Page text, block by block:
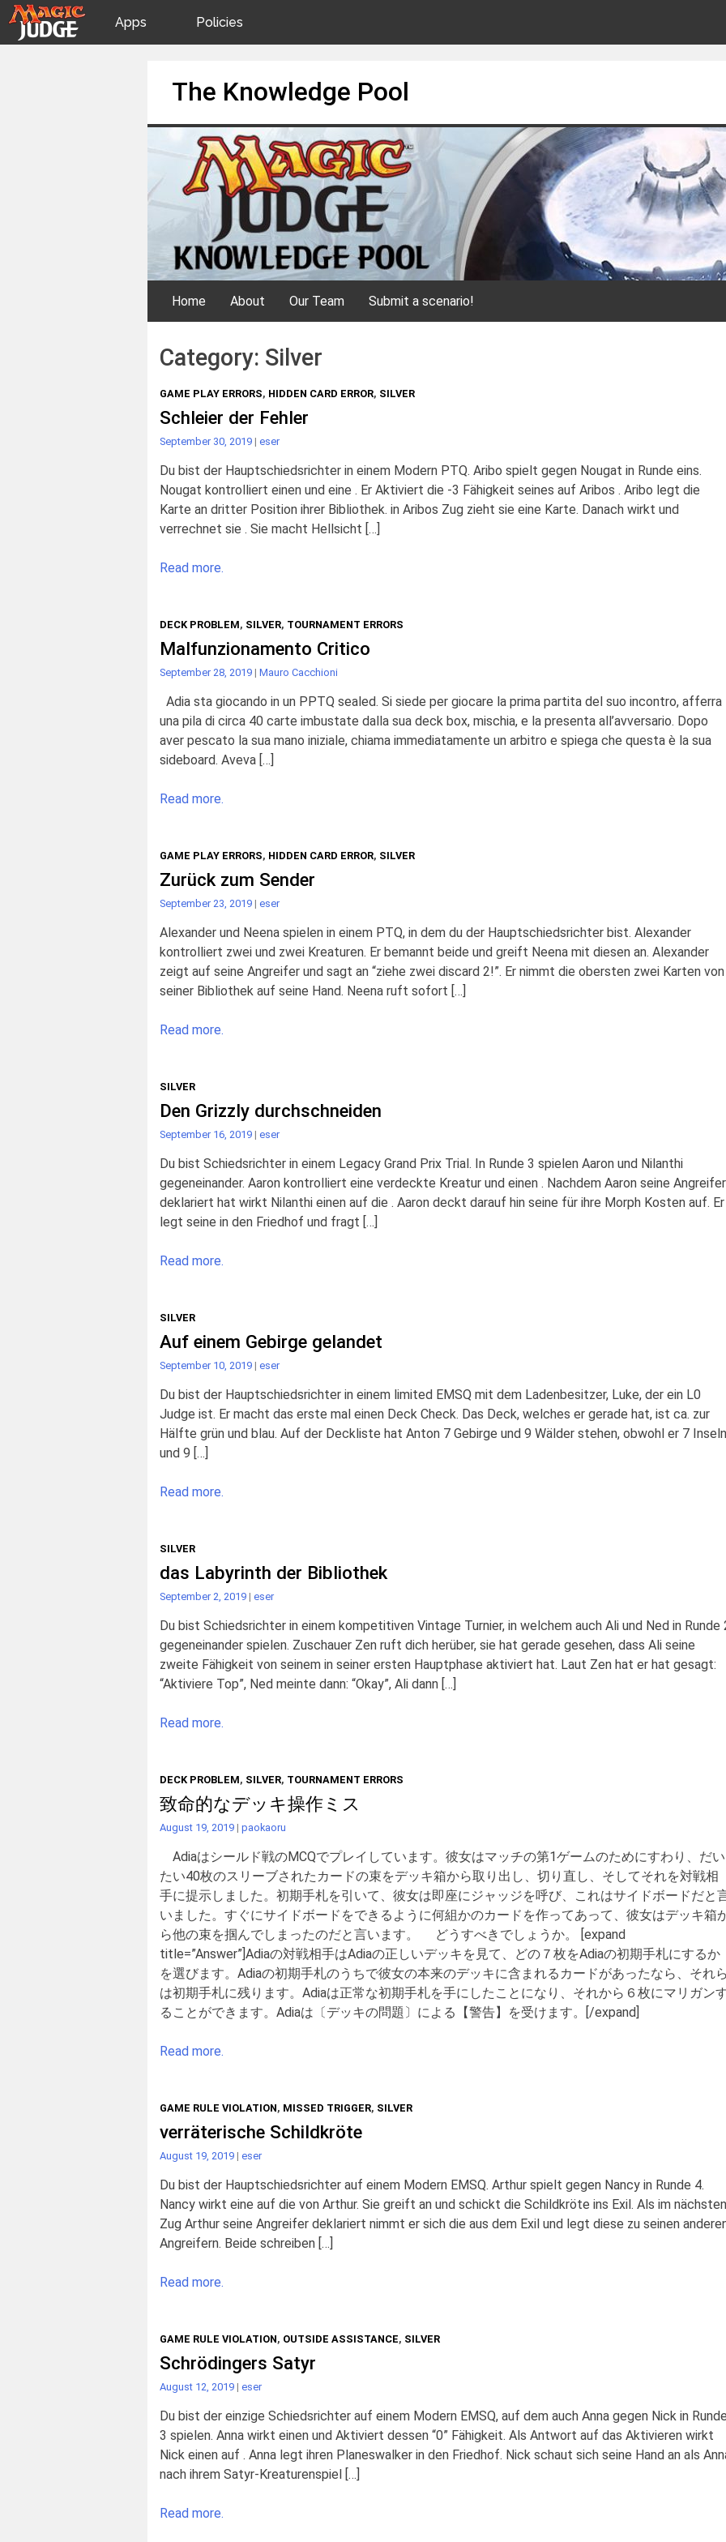
Apps Policies
The Knowledge Pool
Home About Our Team Submit a scenario!
Category: Silver
GAME PLAY ERRORS, HIDDEN CARD ERROR, SILVER
Schleier der Fehler
September 30, 2019 | eser
Du bist der Hauptschiedsrichter in einem Modern PTQ. Aribo spielt gegen Nougat in Runde eins.
Nougat kontrolliert einen und eine . Er Aktiviert die -3 Fähigkeit seines auf Aribos . Aribo legt die
Karte an dritter Position ihrer Bibliothek. in Aribos Zug zieht sie eine Karte. Danach wirkt und
verrechnet sie . Sie macht Hellsicht […]
Read more.
DECK PROBLEM, SILVER, TOURNAMENT ERRORS
Malfunzionamento Critico
September 28, 2019 | Mauro Cacchioni
Adia sta giocando in un PPTQ sealed. Si siede per giocare la prima partita del suo incontro, afferra
una pila di circa 40 carte imbustate dalla sua deck box, mischia, e la presenta all’avversario. Dopo
aver pescato la sua mano iniziale, chiama immediatamente un arbitro e spiega che questa è la sua
sideboard. Aveva […]
Read more.
GAME PLAY ERRORS, HIDDEN CARD ERROR, SILVER
Zurück zum Sender
September 23, 2019 | eser
Alexander und Neena spielen in einem PTQ, in dem du der Hauptschiedsrichter bist. Alexander
kontrolliert zwei und zwei Kreaturen. Er bemannt beide und greift Neena mit diesen an. Alexander
zeigt auf seine Angreifer und sagt an “ziehe zwei discard 2!”. Er nimmt die obersten zwei Karten von
seiner Bibliothek auf seine Hand. Neena ruft sofort […]
Read more.
SILVER
Den Grizzly durchschneiden
September 16, 2019 | eser
Du bist Schiedsrichter in einem Legacy Grand Prix Trial. In Runde 3 spielen Aaron und Nilanthi
gegeneinander. Aaron kontrolliert eine verdeckte Kreatur und einen . Nachdem Aaron seine Angreifer
deklariert hat wirkt Nilanthi einen auf die . Aaron deckt darauf hin seine für ihre Morph Kosten auf. Er
legt seine in den Friedhof und fragt […]
Read more.
SILVER
Auf einem Gebirge gelandet
September 10, 2019 | eser
Du bist der Hauptschiedsrichter in einem limited EMSQ mit dem Ladenbesitzer, Luke, der ein L0
Judge ist. Er macht das erste mal einen Deck Check. Das Deck, welches er gerade hat, ist ca. zur
Hälfte grün und blau. Auf der Deckliste hat Anton 7 Gebirge und 9 Wälder stehen, obwohl er 7 Inseln
und 9 […]
Read more.
SILVER
das Labyrinth der Bibliothek
September 2, 2019 | eser
Du bist Schiedsrichter in einem kompetitiven Vintage Turnier, in welchem auch Ali und Ned in Runde
gegeneinander spielen. Zuschauer Zen ruft dich herüber, sie hat gerade gesehen, dass Ali seine
zweite Fähigkeit von seinem in seiner ersten Hauptphase aktiviert hat. Laut Zen hat er hat gesagt:
“Aktiviere Top”, Ned meinte dann: “Okay”, Ali dann […]
Read more.
DECK PROBLEM, SILVER, TOURNAMENT ERRORS
致命的なデッキ操作ミス
August 19, 2019 | paokaoru
Adiaはシールド戦のMCQでプレイしています。彼女はマッチの第1ゲームのためにすわり、だい
たい40枚のスリーブされたカードの束をデッキ箱から取り出し、切り直し、そしてそれを対戦相
手に提示しました。初期手札を引いて、彼女は即座にジャッジを呼び、これはサイドボードだと
いました。すぐにサイドボードをできるように何組かのカードを作ってあって、彼女はデッキ箱
ら他の束を掴んでしまったのだと言います。 どうすべきでしょうか。 [expand
title=”Answer”]Adiaの対戦相手はAdiaの正しいデッキを見て、どの７枚をAdiaの初期手札にするか
を選びます。Adiaの初期手札のうちで彼女の本来のデッキに含まれるカードがあったなら、それ
は初期手札に残ります。Adiaは正常な初期手札を手にしたことになり、それから６枚にマリガン
ることができます。Adiaは〔デッキの問題〕による【警告】を受けます。[/expand]
Read more.
GAME RULE VIOLATION, MISSED TRIGGER, SILVER
verräterische Schildkröte
August 19, 2019 | eser
Du bist der Hauptschiedsrichter auf einem Modern EMSQ. Arthur spielt gegen Nancy in Runde 4.
Nancy wirkt eine auf die von Arthur. Sie greift an und schickt die Schildkröte ins Exil. Als im nächsten
Zug Arthur seine Angreifer deklariert nimmt er sich die aus dem Exil und legt diese zu seinen
Angreifern. Beide schreiben […]
Read more.
GAME RULE VIOLATION, OUTSIDE ASSISTANCE, SILVER
Schrödingers Satyr
August 12, 2019 | eser
Du bist der einzige Schiedsrichter auf einem Modern EMSQ, auf dem auch Anna gegen Nick in
3 spielen. Anna wirkt einen und Aktiviert dessen “0” Fähigkeit. Als Antwort auf das Aktivieren wirkt
Nick einen auf . Anna legt ihren Planeswalker in den Friedhof. Nick schaut sich seine Hand an als
nach ihrem Satyr-Kreaturenspiel […]
Read more.